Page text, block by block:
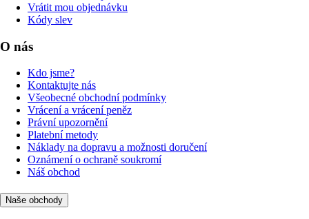
Vrátit mou objednávku
Kódy slev
O nás
Kdo jsme?
Kontaktujte nás
Všeobecné obchodní podmínky
Vrácení a vrácení peněz
Právní upozornění
Platební metody
Náklady na dopravu a možnosti doručení
Oznámení o ochraně soukromí
Náš obchod
Naše obchody